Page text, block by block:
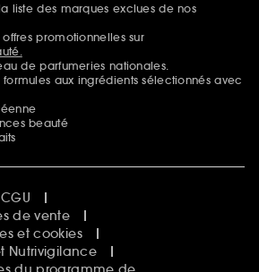
liste des marques exclues de nos
promotionnelles sur
de parfumeries nationales.
aux ingrédients sélectionnés avec
beauté
de vente
et cookies
Nutrivigilance